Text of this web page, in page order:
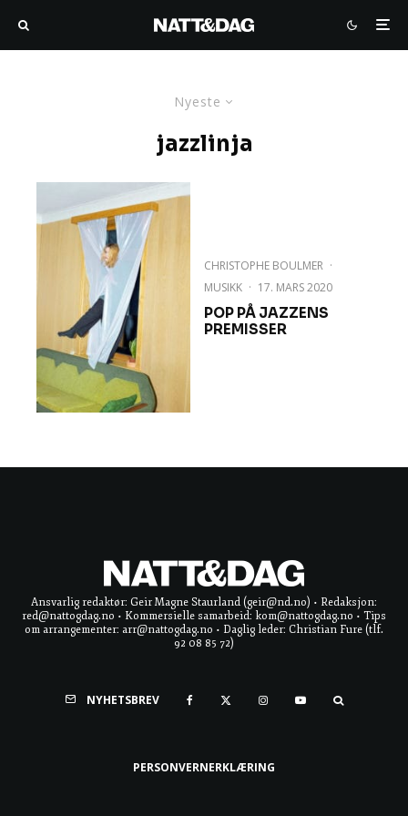
Nyeste
jazzlinja
CHRISTOPHE BOULMER ·
MUSIKK · 17. MARS 2020
POP PÅ JAZZENS
PREMISSER
Ansvarlig redaktør: Geir Magne Staurland (geir@nd.no) • Redaksjon:
red@nattogdag.no • Kommersielle samarbeid: kom@nattogdag.no • Tips
om arrangementer: arr@nattogdag.no • Daglig leder: Christian Fure (tlf.
92 08 85 72)
NYHETSBREV
PERSONVERNERKLÆRING